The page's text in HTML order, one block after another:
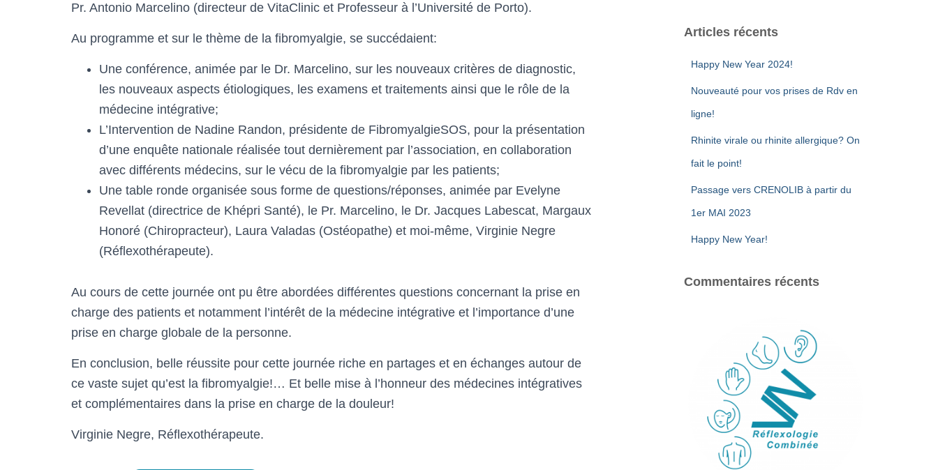
Pr. Antonio Marcelino (directeur de VitaClinic et Professeur à l’Université de Porto).
Au programme et sur le thème de la fibromyalgie, se succédaient:
Une conférence, animée par le Dr. Marcelino, sur les nouveaux critères de diagnostic,
les nouveaux aspects étiologiques, les examens et traitements ainsi que le rôle de la
médecine intégrative;
L’Intervention de Nadine Randon, présidente de FibromyalgieSOS, pour la présentation
d’une enquête nationale réalisée tout dernièrement par l’association, en collaboration
avec différents médecins, sur le vécu de la fibromyalgie par les patients;
Une table ronde organisée sous forme de questions/réponses, animée par Evelyne
Revellat (directrice de Khépri Santé), le Pr. Marcelino, le Dr. Jacques Labescat, Margaux
Honoré (Chiropracteur), Laura Valadas (Ostéopathe) et moi-même, Virginie Negre
(Réflexothérapeute).
Au cours de cette journée ont pu être abordées différentes questions concernant la prise en
charge des patients et notamment l’intérêt de la médecine intégrative et l’importance d’une
prise en charge globale de la personne.
En conclusion, belle réussite pour cette journée riche en partages et en échanges autour de
ce vaste sujet qu’est la fibromyalgie!… Et belle mise à l’honneur des médecines intégratives
et complémentaires dans la prise en charge de la douleur!
Virginie Negre, Réflexothérapeute.
r
Articles récents
Happy New Year 2024!
Nouveauté pour vos prises de Rdv en
ligne!
Rhinite virale ou rhinite allergique? On
fait le point!
Passage vers CRENOLIB à partir du
1er MAI 2023
Happy New Year!
Commentaires récents